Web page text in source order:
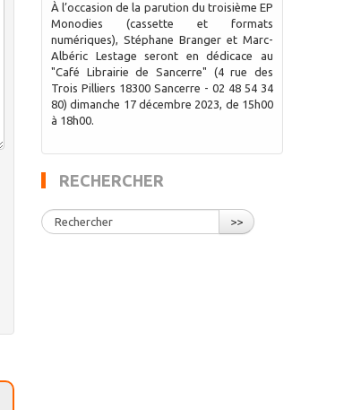
À l’occasion de la parution du troisième EP
Monodies (cassette et formats
numériques), Stéphane Branger et Marc-
Albéric Lestage seront en dédicace au
"Café Librairie de Sancerre" (4 rue des
Trois Pilliers 18300 Sancerre - 02 48 54 34
80) dimanche 17 décembre 2023, de 15h00
à 18h00.
RECHERCHER
>>